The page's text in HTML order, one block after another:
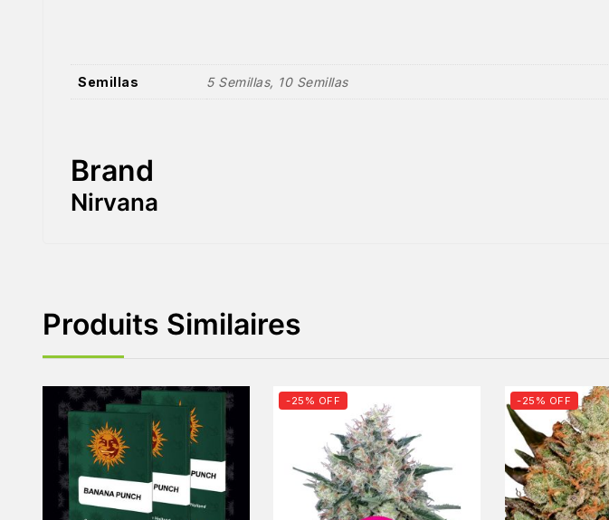
Semillas 5 Semillas, 10 Semillas
Brand
Nirvana
Produits Similaires
-25% OFF -25% OFF